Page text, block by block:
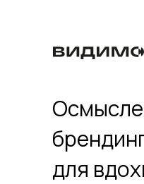
для